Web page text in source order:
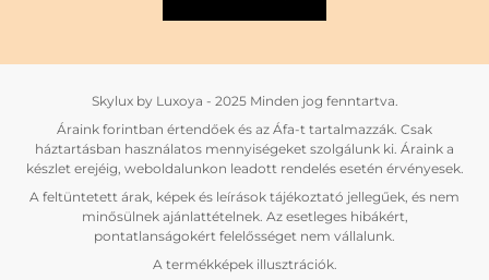
Skylux by Luxoya - 2025 Minden jog fenntartva.
Áraink forintban értendőek és az Áfa-t tartalmazzák. Csak
háztartásban használatos mennyiségeket szolgálunk ki. Áraink a
készlet erejéig, weboldalunkon leadott rendelés esetén érvényesek.
A feltüntetett árak, képek és leírások tájékoztató jellegűek, és nem
minősülnek ajánlattételnek. Az esetleges hibákért,
pontatlanságokért felelősséget nem vállalunk.
A termékképek illusztrációk.